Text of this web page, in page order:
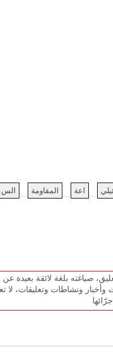
اعة المقاومة الس
صياغته بلغة لائقة بعيدة
وأخبار ونشاطات وتعليقات،